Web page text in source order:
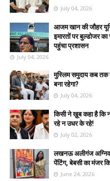
July 04, 2026
आजम खान की जौहर
इमारतों पर बुल्डोजर
पहुंचा प्रशासन
July 04, 2026
मुस्लिम समुदाय कब तक
बना रहेगा?
July 04, 2026
किसी ने ख़ूब कहा है कि
रहे न उधर के रहे!
July 02, 2026
लखनऊ अलीगंज
पेंटिंग, बेबसी का मंजर
June 24, 2026